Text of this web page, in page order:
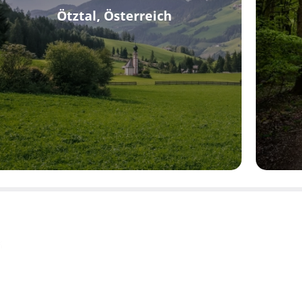
Ötztal, Österreich